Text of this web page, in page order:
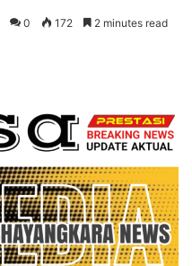
0 172 2 minutes read